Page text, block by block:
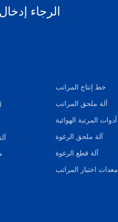
الرجاء
خط إنتاج المراتب
آلة ملحق المراتب
أدوات المرتبة الهوائية
آلة ملحق الرغوة
آلة قطع الرغوة
معدات اختبار المراتب